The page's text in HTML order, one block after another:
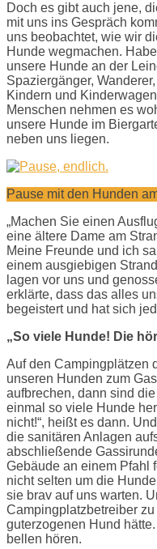
Doch es gibt auch jene,
mit uns ins Gespräch
uns beobachtet, wie wir
Hunde wegmachen.
unsere Hunde an der
Spaziergänger,
Kindern und
Menschen nehmen es
unsere Hunde im
neben uns liegen.
Pause mit den Hunden
„Machen Sie einen
eine ältere Dame am
Meine Freunde und ich
einem ausgiebigen
lagen vor uns und
erklärte, dass das alles
begeistert und hat sich
„So viele Hunde! Die
Auf den Campingplätzen
unseren Hunden zum
aufbrechen, dann sind
einmal so viele Hunde
nicht!“, heißt es dann.
die sanitären Anlagen
abschließende
Gebäude an einem Pfahl
nicht selten um die
sie brav auf uns warten.
Campingplatzbetreiber
guterzogenen Hund
bellen hören.